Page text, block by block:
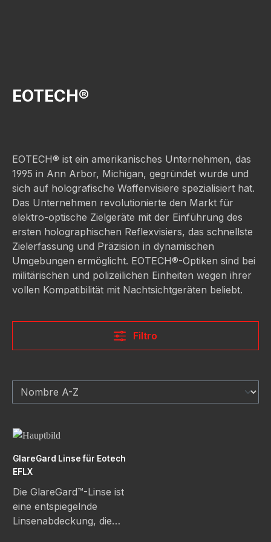
EOTECH®
EOTECH® ist ein amerikanisches Unternehmen, das
1995 in Ann Arbor, Michigan, gegründet wurde und
sich auf holografische Waffenvisiere spezialisiert hat.
Das Unternehmen revolutionierte den Markt für
elektro-optische Zielgeräte mit der Einführung des
ersten holographischen Reflexvisiers, das schnellste
Zielerfassung und Präzision in dynamischen
Umgebungen ermöglicht. EOTECH®-Optiken sind bei
militärischen und polizeilichen Einheiten wegen ihrer
vollen Kompatibilität mit Nachtsichtgeräten beliebt.
Filtro
GlareGard Linse für Eotech
EFLX
Die GlareGard™-Linse ist
eine entspiegelnde
Linsenabdeckung, die